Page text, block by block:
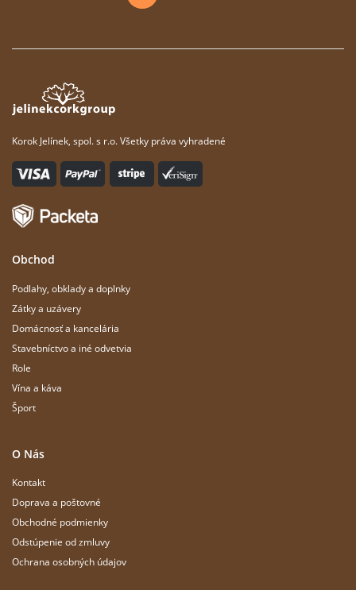
Korok Jelínek, spol. s r.o. Všetky práva vyhradené
Obchod
Podlahy, obklady a doplnky
Zátky a uzávery
Domácnosť a kancelária
Stavebníctvo a iné odvetvia
Role
Vína a káva
Šport
O Nás
Kontakt
Doprava a poštovné
Obchodné podmienky
Odstúpenie od zmluvy
Ochrana osobných údajov